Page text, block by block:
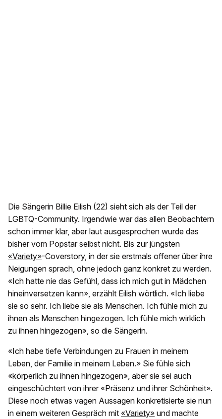
Die Sängerin Billie Eilish (22) sieht sich als der Teil der
LGBTQ-Community. Irgendwie war das allen Beobachtern
schon immer klar, aber laut ausgesprochen wurde das
bisher vom Popstar selbst nicht. Bis zur jüngsten
«Variety»-Coverstory, in der sie erstmals offener über ihre
Neigungen sprach, ohne jedoch ganz konkret zu werden.
«Ich hatte nie das Gefühl, dass ich mich gut in Mädchen
hineinversetzen kann», erzählt Eilish wörtlich. «Ich liebe
sie so sehr. Ich liebe sie als Menschen. Ich fühle mich zu
ihnen als Menschen hingezogen. Ich fühle mich wirklich
zu ihnen hingezogen», so die Sängerin.
«Ich habe tiefe Verbindungen zu Frauen in meinem
Leben, der Familie in meinem Leben.» Sie fühle sich
«körperlich zu ihnen hingezogen», aber sie sei auch
eingeschüchtert von ihrer «Präsenz und ihrer Schönheit».
Diese noch etwas vagen Aussagen konkretisierte sie nun
in einem weiteren Gespräch mit «Variety» und machte